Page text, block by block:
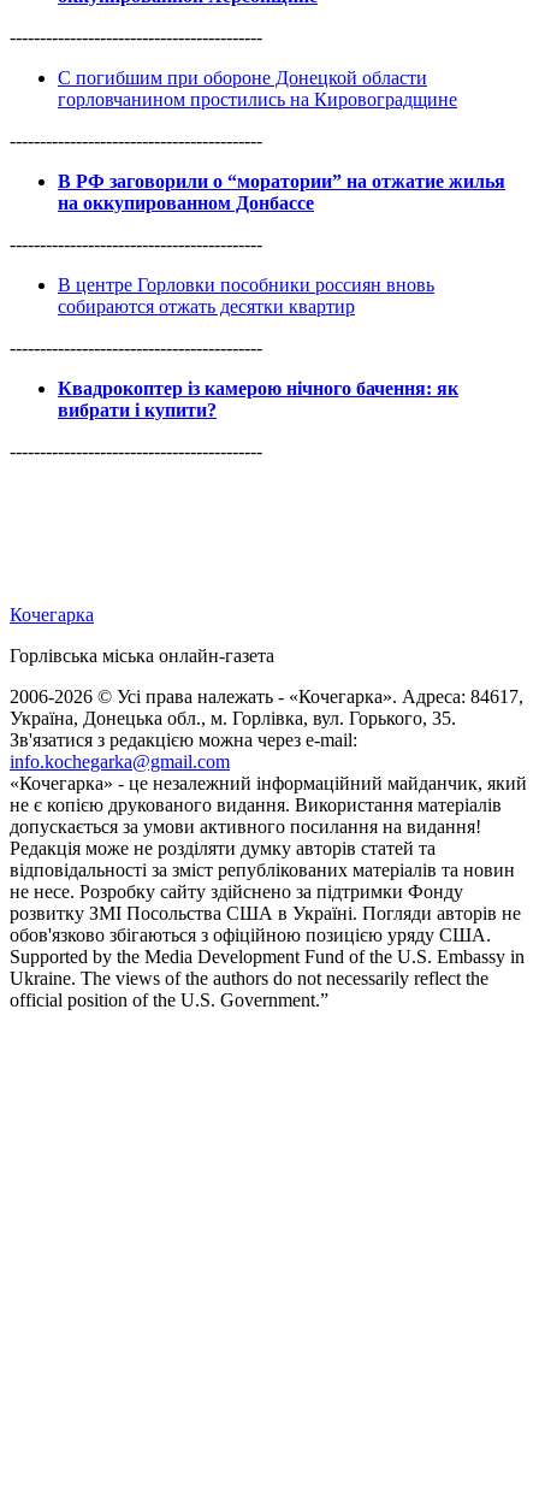
------------------------------------------
С погибшим при обороне Донецкой области
горловчанином простились на Кировоградщине
------------------------------------------
В РФ заговорили о “моратории” на отжатие жилья
на оккупированном Донбассе
------------------------------------------
В центре Горловки пособники россиян вновь
собираются отжать десятки квартир
------------------------------------------
Квадрокоптер із камерою нічного бачення: як
вибрати і купити?
------------------------------------------
Кочегарка
Горлівська міська онлайн-газета
2006-2026 © Усі права належать - «Кочегарка». Адреса: 84617,
Україна, Донецька обл., м. Горлівка, вул. Горького, 35.
Зв'язатися з редакцією можна через e-mail:
info.kochegarka@gmail.com
«Кочегарка» - це незалежний інформаційний майданчик, який
не є копією друкованого видання. Використання матеріалів
допускається за умови активного посилання на видання!
Редакція може не розділяти думку авторів статей та
відповідальності за зміст републікованих матеріалів та новин
не несе. Розробку сайту здійснено за підтримки Фонду
розвитку ЗМІ Посольства США в Україні. Погляди авторів не
обов'язково збігаються з офіційною позицією уряду США.
Supported by the Media Development Fund of the U.S. Embassy in
Ukraine. The views of the authors do not necessarily reflect the
official position of the U.S. Government.”